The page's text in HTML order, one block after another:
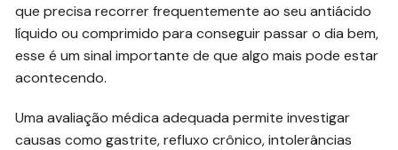
que precisa recorrer frequentemente ao seu antiácido
líquido ou comprimido para conseguir passar o dia bem,
esse é um sinal importante de que algo mais pode estar
acontecendo.
Uma avaliação médica adequada permite investigar
causas como gastrite, refluxo crônico, intolerâncias